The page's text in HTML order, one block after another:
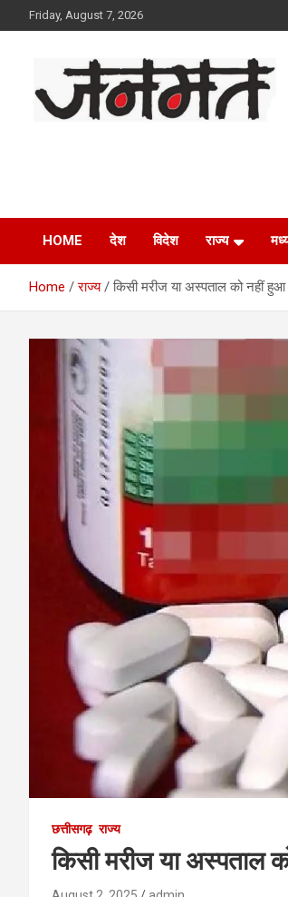
to
Friday, August 7, 2026
HOME देश विदेश राज्य
Home राज्य किसी मरीज या अस्पताल को नहीं
छत्तीसगढ़ राज्य
किसी मरीज या अस्पताल